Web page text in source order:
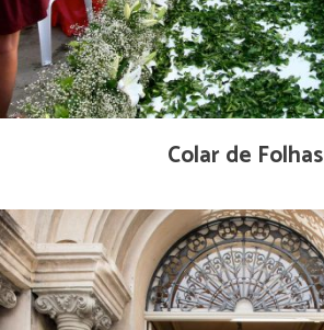
Colar de Folhas